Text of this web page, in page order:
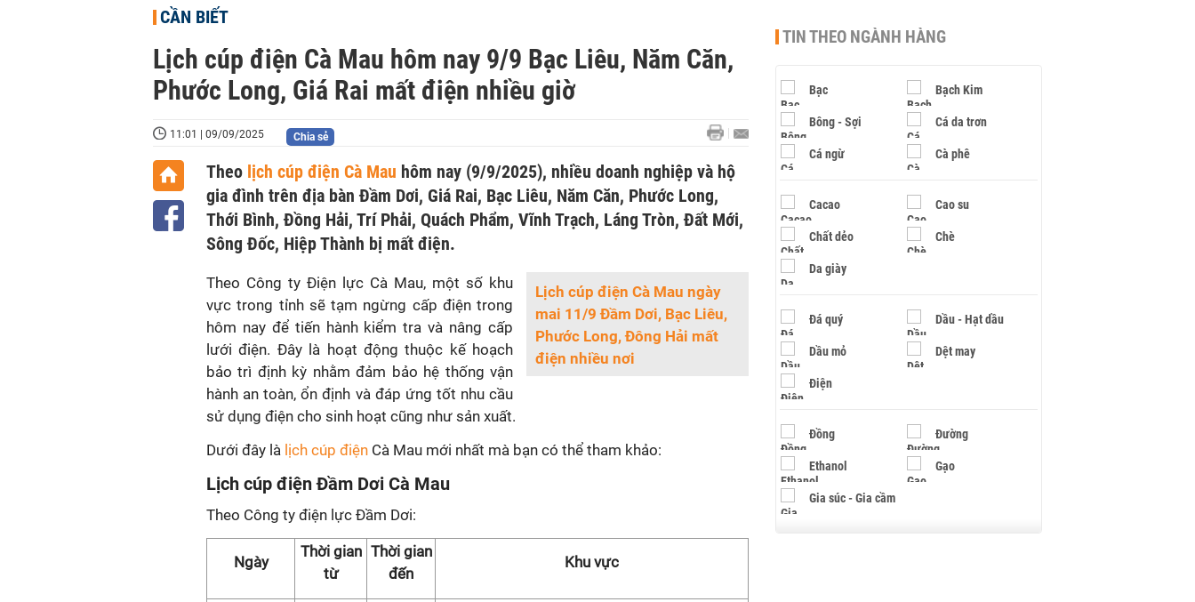
CẦN BIẾT
Lịch cúp điện Cà Mau hôm nay 9/9 Bạc Liêu, Năm Căn,
Phước Long, Giá Rai mất điện nhiều giờ
11:01 | 09/09/2025 Chia sẻ
Theo lịch cúp điện Cà Mau hôm nay (9/9/2025), nhiều doanh nghiệp và hộ
gia đình trên địa bàn Đầm Dơi, Giá Rai, Bạc Liêu, Năm Căn, Phước Long,
Thới Bình, Đồng Hải, Trí Phải, Quách Phẩm, Vĩnh Trạch, Láng Tròn, Đất Mới,
Sông Đốc, Hiệp Thành bị mất điện.
Lịch cúp điện Cà Mau ngày
mai 11/9 Đầm Dơi, Bạc Liêu,
Phước Long, Đông Hải mất
điện nhiều nơi
Theo Công ty Điện lực Cà Mau, một số khu
vực trong tỉnh sẽ tạm ngừng cấp điện trong
hôm nay để tiến hành kiểm tra và nâng cấp
lưới điện. Đây là hoạt động thuộc kế hoạch
bảo trì định kỳ nhằm đảm bảo hệ thống vận
hành an toàn, ổn định và đáp ứng tốt nhu cầu
sử dụng điện cho sinh hoạt cũng như sản xuất.
Dưới đây là lịch cúp điện Cà Mau mới nhất mà bạn có thể tham khảo:
Lịch cúp điện Đầm Dơi Cà Mau
Theo Công ty điện lực Đầm Dơi:
Ngày
Thời gian
từ
Thời gian
đến
Khu vực
TIN THEO NGÀNH HÀNG
Bạc Bạch Kim
Bông - Sợi Cá da trơn
Cá ngừ Cà phê
Cacao Cao su
Chất dẻo Chè
Da giày
Đá quý Dầu - Hạt dầu
Dầu mỏ Dệt may
Điện
Đồng Đường
Ethanol Gạo
Gia súc - Gia cầm